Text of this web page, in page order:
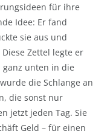
für ihre
Idee: Er fand
sie aus und
Zettel legte er
ganz unten in die
die Schlange an
die sonst nur
jetzt jeden Tag. Sie
Geld – für einen